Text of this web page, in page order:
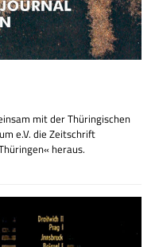
mit der Thüringischen
e.V. die Zeitschrift
heraus.